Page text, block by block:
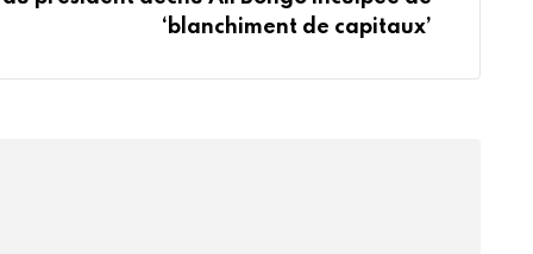
‘blanchiment de capitaux’